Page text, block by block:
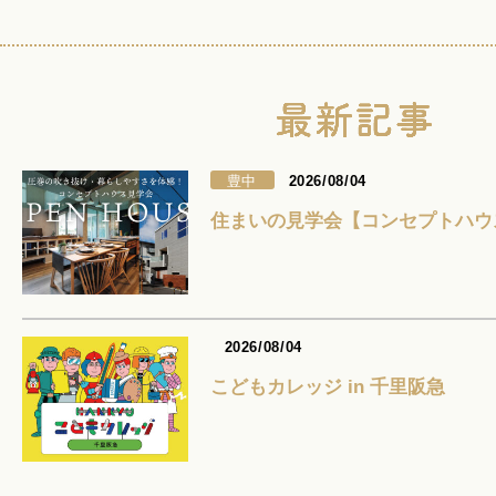
豊中 2026/08/04
住まいの見学会【コンセプトハ
2026/08/04
こどもカレッジ in 千里阪急